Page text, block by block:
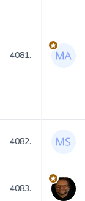
4081.
4082.
4083.